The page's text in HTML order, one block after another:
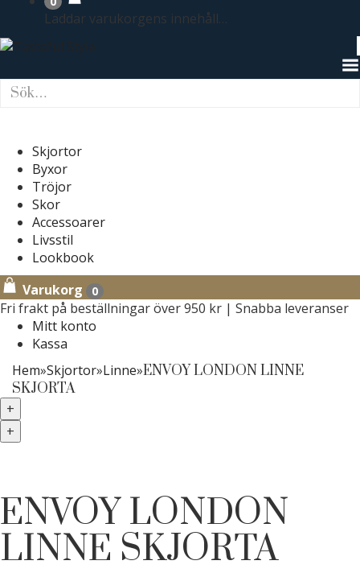
Laddar varukorgens innehåll…
Skjortor
Byxor
Tröjor
Skor
Accessoarer
Livsstil
Lookbook
Varukorg
0
Fri frakt på beställningar över 950 kr | Snabba leveranser
Mitt konto
Kassa
Hem»Skjortor»Linne»ENVOY LONDON LINNE
SKJORTA
+
+
ENVOY LONDON
LINNE SKJORTA